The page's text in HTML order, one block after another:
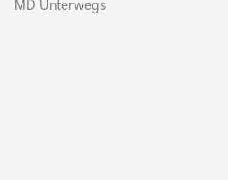
MD Unterwegs